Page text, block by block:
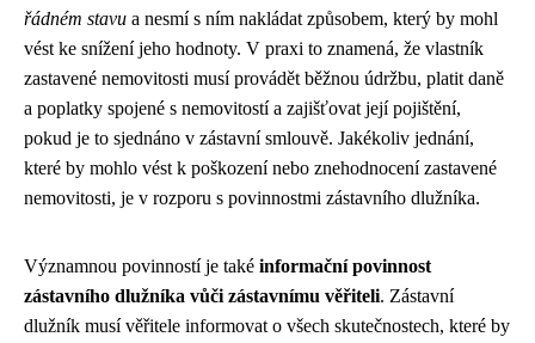
řádném stavu a nesmí s ním nakládat způsobem, který by mohl
vést ke snížení jeho hodnoty. V praxi to znamená, že vlastník
zastavené nemovitosti musí provádět běžnou údržbu, platit daně
a poplatky spojené s nemovitostí a zajišťovat její pojištění,
pokud je to sjednáno v zástavní smlouvě. Jakékoliv jednání,
které by mohlo vést k poškození nebo znehodnocení zastavené
nemovitosti, je v rozporu s povinnostmi zástavního dlužníka.
Významnou povinností je také informační povinnost
zástavního dlužníka vůči zástavnímu věřiteli. Zástavní
dlužník musí věřitele informovat o všech skutečnostech, které by